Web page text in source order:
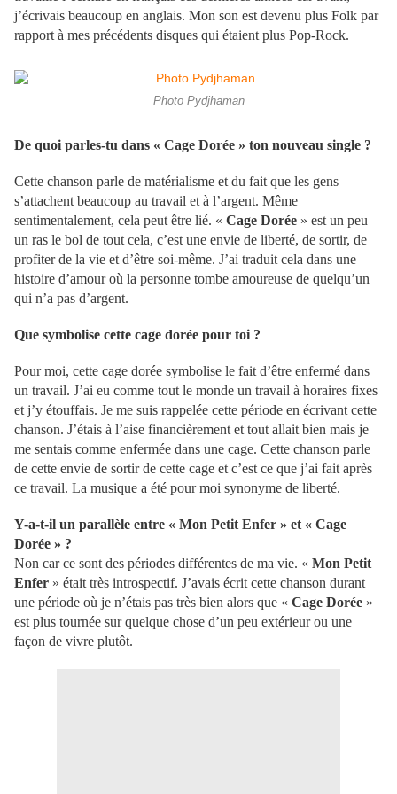
j’écrivais beaucoup en anglais. Mon son est devenu plus Folk par
rapport à mes précédents disques qui étaient plus Pop-Rock.
Photo Pydjhaman
De quoi parles-tu dans « Cage Dorée » ton nouveau single ?
Cette chanson parle de matérialisme et du fait que les gens
s’attachent beaucoup au travail et à l’argent. Même
sentimentalement, cela peut être lié. « Cage Dorée » est un peu
un ras le bol de tout cela, c’est une envie de liberté, de sortir, de
profiter de la vie et d’être soi-même. J’ai traduit cela dans une
histoire d’amour où la personne tombe amoureuse de quelqu’un
qui n’a pas d’argent.
Que symbolise cette cage dorée pour toi ?
Pour moi, cette cage dorée symbolise le fait d’être enfermé dans
un travail. J’ai eu comme tout le monde un travail à horaires fixes
et j’y étouffais. Je me suis rappelée cette période en écrivant cette
chanson. J’étais à l’aise financièrement et tout allait bien mais je
me sentais comme enfermée dans une cage. Cette chanson parle
de cette envie de sortir de cette cage et c’est ce que j’ai fait après
ce travail. La musique a été pour moi synonyme de liberté.
Y-a-t-il un parallèle entre « Mon Petit Enfer » et « Cage
Dorée » ?
Non car ce sont des périodes différentes de ma vie. « Mon Petit
Enfer » était très introspectif. J’avais écrit cette chanson durant
une période où je n’étais pas très bien alors que « Cage Dorée »
est plus tournée sur quelque chose d’un peu extérieur ou une
façon de vivre plutôt.